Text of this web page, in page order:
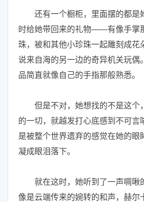
还有一个橱柜，里面摆的都是
时给她带回来的礼物——有像手掌
珠，被和其他小珍珠一起雕刻成花
说来自海的另一边的奇异机关玩偶
品简直就像自己的手指那般熟悉。
但是不对，她想找的不是这个
的一切，就越发打心底感到不可言
是被整个世界遗弃的感觉在她的眼
凝成眼泪落下。
就在这时，她听到了一声啁啾
像是云端传来的婉转的和声，赫尔